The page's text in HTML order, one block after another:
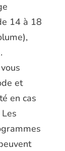
14 à 18
et
en cas